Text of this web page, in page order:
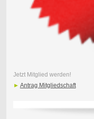
Jetzt Mitglied werden!
► Antrag Mitgliedschaft